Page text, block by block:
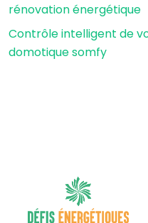
rénovation énergétique
Contrôle intelligent de
domotique somfy